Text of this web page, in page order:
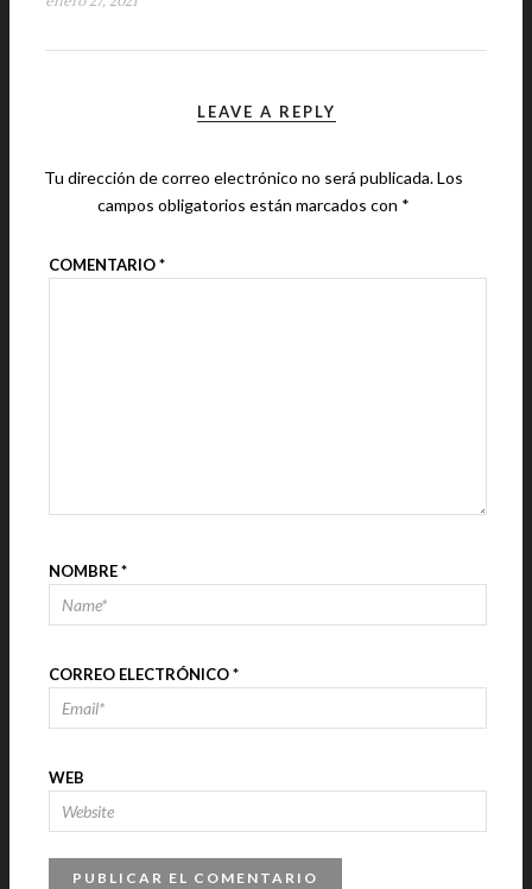
LEAVE A REPLY
Tu dirección de correo electrónico no será publicada.Los
campos obligatorios están marcados con *
COMENTARIO*
NOMBRE*
CORREO ELECTRÓNICO*
WEB